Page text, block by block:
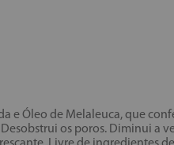
Óleo de Melaleuca, que
os poros. Diminui a